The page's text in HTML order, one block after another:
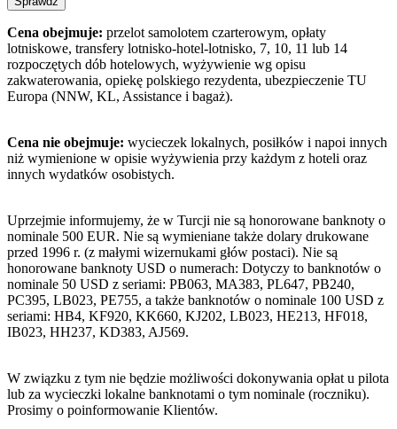
Cena obejmuje: przelot samolotem czarterowym, opłaty
lotniskowe, transfery lotnisko-hotel-lotnisko, 7, 10, 11 lub 14
rozpoczętych dób hotelowych, wyżywienie wg opisu
zakwaterowania, opiekę polskiego rezydenta, ubezpieczenie TU
Europa (NNW, KL, Assistance i bagaż).
Cena nie obejmuje: wycieczek lokalnych, posiłków i napoi innych
niż wymienione w opisie wyżywienia przy każdym z hoteli oraz
innych wydatków osobistych.
Uprzejmie informujemy, że w Turcji nie są honorowane banknoty o
nominale 500 EUR. Nie są wymieniane także dolary drukowane
przed 1996 r. (z małymi wizernukami głów postaci). Nie są
honorowane banknoty USD o numerach: Dotyczy to banknotów o
nominale 50 USD z seriami: PB063, MA383, PL647, PB240,
PC395, LB023, PE755, a także banknotów o nominale 100 USD z
seriami: HB4, KF920, KK660, KJ202, LB023, HE213, HF018,
IB023, HH237, KD383, AJ569.
W związku z tym nie będzie możliwości dokonywania opłat u pilota
lub za wycieczki lokalne banknotami o tym nominale (roczniku).
Prosimy o poinformowanie Klientów.